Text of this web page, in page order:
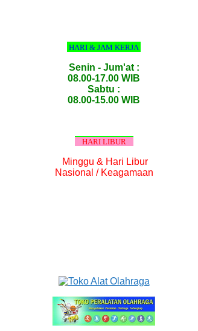
HARI & JAM KERJA
Senin - Jum'at :
08.00-17.00 WIB
Sabtu :
08.00-15.00 WIB
HARI LIBUR
Minggu & Hari Libur
Nasional / Keagamaan